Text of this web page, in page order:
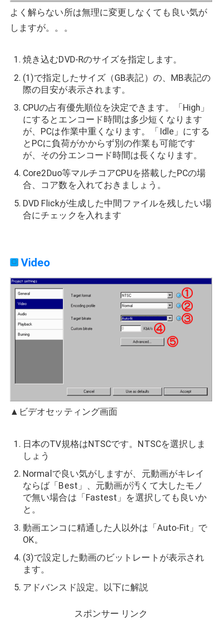
よく解らない所は無理に変更しなくても良い気が
しますが。。。
焼き込むDVD-Rのサイズを指定します。
(1)で指定したサイズ（GB表記）の、MB表記の
際の目安が表示されます。
CPUの占有優先順位を決定できます。「High」
にするとエンコード時間は多少短くなります
が、PCは作業中重くなります。「Idle」にする
とPCに負荷がかからず別の作業も可能です
が、その分エンコード時間は長くなります。
Core2Duo等マルチコアCPUを搭載したPCの場
合、コア数を入れておきましょう。
DVD Flickが生成した中間ファイルを残したい場
合にチェックを入れます
Video
▲ビデオセッティング画面
日本のTV規格はNTSCです。NTSCを選択しま
しょう
Normalで良い気がしますが、元動画がキレイ
ならば「Best」、元動画が汚くて大したモノ
で無い場合は「Fastest」を選択しても良いか
と。
動画エンコに精通した人以外は「Auto-Fit」で
OK。
(3)で設定した動画のビットレートが表示され
ます。
アドバンスド設定。以下に解説
スポンサー リンク